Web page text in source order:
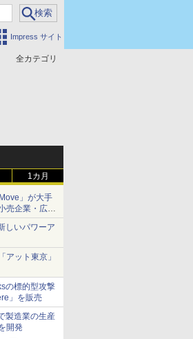
Impress サイト
全カテゴリ
1カ月
」が大手
売企業・広告
しいパワーア
アット東京」
の標的型攻撃
」を販売
製造業の生産
開発